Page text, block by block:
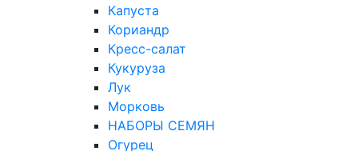
Капуста
Кориандр
Кресс-салат
Кукуруза
Лук
Морковь
НАБОРЫ СЕМЯН
Огурец